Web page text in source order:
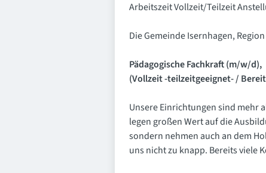
Arbeitszeit Vollzeit/Teilzeit
Die Gemeinde Isernhagen,
Pädagogische Fachkraft (m/w/d),
(Vollzeit -teilzeitgeeignet- /
Unsere Einrichtungen sind mehr
legen großen Wert auf die
sondern nehmen auch an dem
uns nicht zu knapp. Bereits